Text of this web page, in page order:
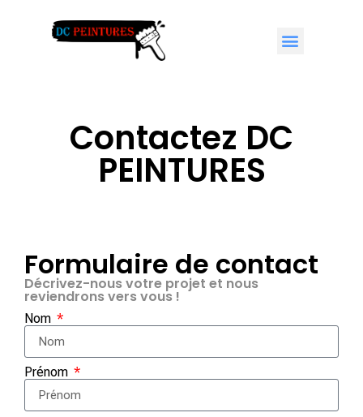
Contactez DC
PEINTURES
Formulaire de contact
Décrivez-nous votre projet et nous
reviendrons vers vous !
Nom
Prénom